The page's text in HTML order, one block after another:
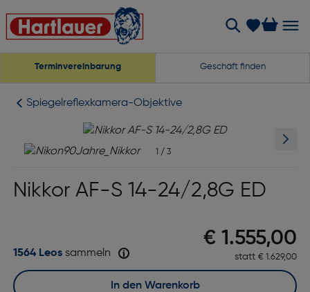
Terminvereinbarung Geschäft finden
Spiegelreflexkamera-Objektive
1 / 3
Nikkor AF-S 14-24/2,8G ED
Preis nach
€ 1.555,00
statt€ 1.629,00
1564 Leossammeln
In den Warenkorb